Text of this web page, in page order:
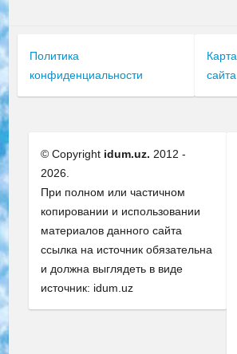
Политика
конфиденциальности
Карта
сайта
© Copyright idum.uz. 2012 -
2026.
При полном или частичном
копировании и использовании
материалов данного сайта
ссылка на источник обязательна
и должна выглядеть в виде
источник: idum.uz